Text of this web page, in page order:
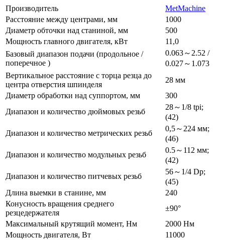
Производитель
MetMachine
Расстояние между центрами, мм
1000
Диаметр обточки над станиной, мм
500
Мощность главного двигателя, кВт
11,0
Базовый диапазон подачи (продольное /
поперечное )
0.063～2.52 /
0.027～1.073
Вертикальное расстояние с торца резца до
центра отверстия шпинделя
28 мм
Диаметр обработки над суппортом, мм
300
Диапазон и количество дюймовых резьб
28～1/8 tpi;
(42)
Диапазон и количество метрических резьб
0,5～224 мм;
(46)
Диапазон и количество модульных резьб
0.5～112 мм;
(42)
Диапазон и количество питчевых резьб
56～1/4 Dp;
(45)
Длина выемки в станине, мм
240
Конусность вращения среднего
резцедержателя
±90°
Максимальный крутящий момент, Нм
2000 Нм
Мощность двигателя, Вт
11000